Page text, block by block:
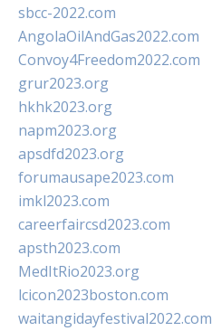
sbcc-2022.com
AngolaOilAndGas2022.com
Convoy4Freedom2022.com
grur2023.org
hkhk2023.org
napm2023.org
apsdfd2023.org
forumausape2023.com
imkl2023.com
careerfaircsd2023.com
apsth2023.com
MedItRio2023.org
lcicon2023boston.com
waitangidayfestival2022.com